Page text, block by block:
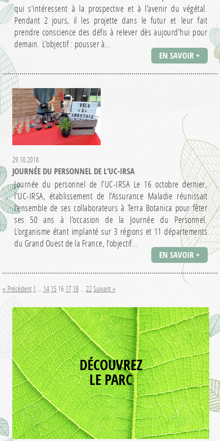
qui s’intéressent à la prospective et à l’avenir du végétal.
Pendant 2 jours, il les projette dans le futur et leur fait
prendre conscience des défis à relever dès aujourd’hui pour
demain. L’objectif : pousser à…
EN SAVOIR +
29.10.2018
JOURNÉE DU PERSONNEL DE L’UC-IRSA
Journée du personnel de l’UC-IRSA Le 16 octobre dernier,
l’UC-IRSA, établissement de l’Assurance Maladie réunissait
l’ensemble de ses collaborateurs à Terra Botanica pour fêter
ses 50 ans à l’occasion de la Journée du Personnel.
L’organisme étant implanté sur 3 régions et 11 départements
du Grand Ouest de la France, l’objectif…
EN SAVOIR +
« Précédent 1 14 15 16 17 18 22 Suivant »
DÉCOUVREZ
LE PARC